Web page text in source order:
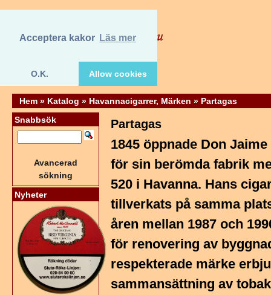
Acceptera kakor Läs mer
O.K. Allow cookies
Hem » Katalog » Havannacigarrer, Märken » Partagas
Partagas
1845 öppnade Don
för sin berömda fabrik
520 i Havanna. Hans
tillverkats på samma
åren mellan 1987 och
för renovering av
respekterade märke
sammansättning av
Snabbsök
Avancerad
sökning
Nyheter